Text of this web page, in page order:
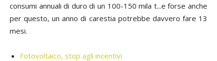
consumi annuali di duro di un 100-150 mila t...e forse anche
per questo, un anno di carestia potrebbe davvero fare 13
mesi.
Fotovoltaico, stop agli incentivi